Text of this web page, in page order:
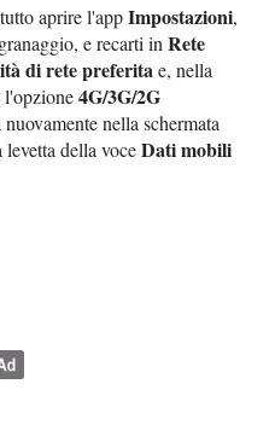
aprire l'appImpostazioni,
e recarti inRete
di rete preferitae, nella
l'opzione4G/3G/2G
nella schermata
levetta della voceDati mobili